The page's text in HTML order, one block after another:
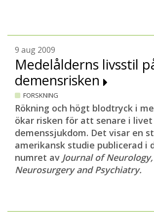
9 aug 2009
Medelålderns livsstil
demensrisken
FORSKNING
Rökning och högt blodtryck i
ökar risken för att senare i
demenssjukdom. Det visar en
amerikansk studie publicerad i
numret av Journal of Neurology,
Neurosurgery and Psychiatry.